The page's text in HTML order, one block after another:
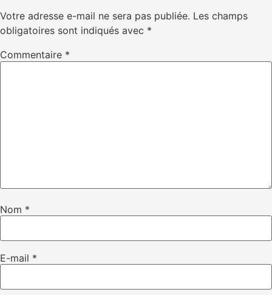
Votre adresse e-mail ne sera pas publiée. Les champs
obligatoires sont indiqués avec *
Commentaire *
Nom *
E-mail *